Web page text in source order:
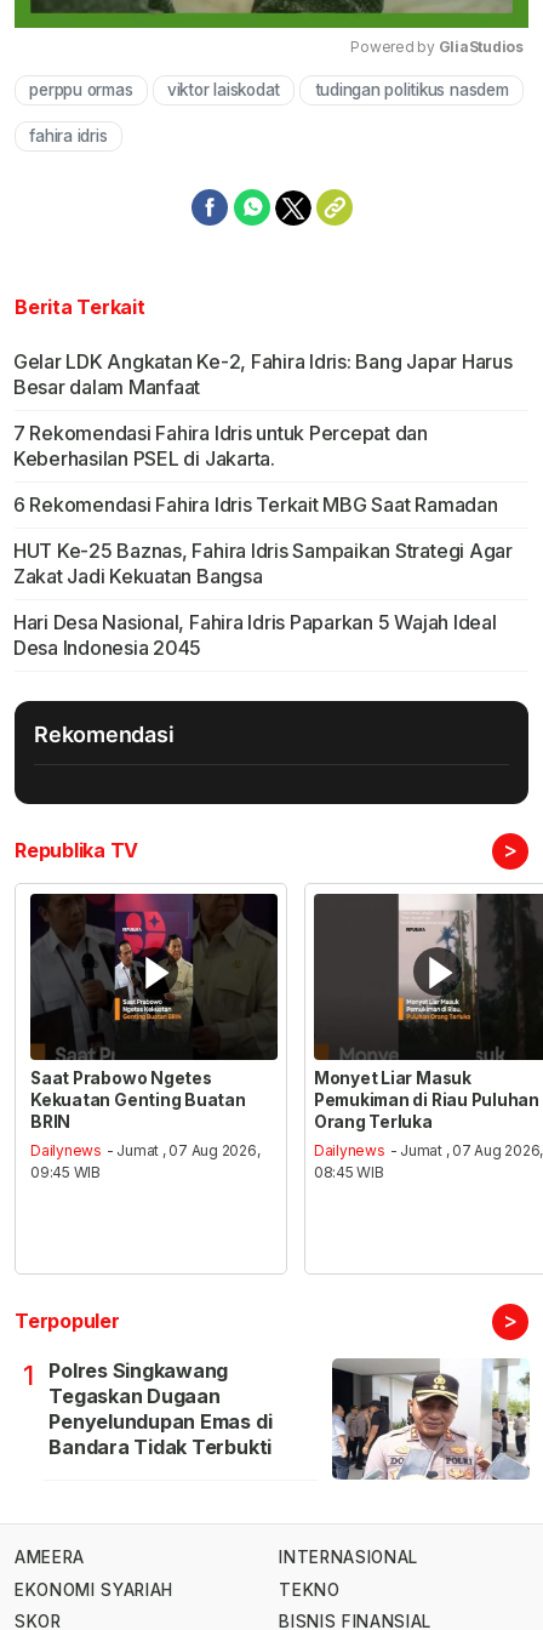
Mute
Powered by GliaStudios
perppu ormas viktor laiskodat tudingan politikus nasdem
fahira idris
Berita Terkait
Gelar LDK Angkatan Ke-2, Fahira Idris: Bang Japar Harus
Besar dalam Manfaat
7 Rekomendasi Fahira Idris untuk Percepat dan
Keberhasilan PSEL di Jakarta.
6 Rekomendasi Fahira Idris Terkait MBG Saat Ramadan
HUT Ke-25 Baznas, Fahira Idris Sampaikan Strategi Agar
Zakat Jadi Kekuatan Bangsa
Hari Desa Nasional, Fahira Idris Paparkan 5 Wajah Ideal
Desa Indonesia 2045
Rekomendasi
Republika TV >
Saat Prabowo Ngetes
Kekuatan Genting Buatan
BRIN
Dailynews - Jumat , 07 Aug 2026,
09:45 WIB
Monyet Liar Masuk
Pemukiman di Riau Puluhan
Orang Terluka
Dailynews - Jumat , 07 Aug 2026,
08:45 WIB
Terpopuler >
1
Polres Singkawang
Tegaskan Dugaan
Penyelundupan Emas di
Bandara Tidak Terbukti
AMEERA
EKONOMI SYARIAH
SKOR
INTERNASIONAL
TEKNO
BISNIS FINANSIAL